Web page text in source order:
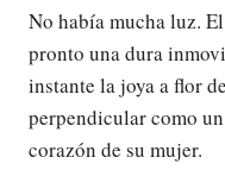
No había mucha luz.
pronto una dura
instante la joya a flor
perpendicular como
corazón de su mujer.